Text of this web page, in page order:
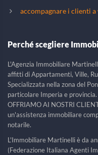
accompagnare i clienti
Perché scegliere
L'Agenzia Immobiliare
affitti di Appartamenti, Ville,
Specializzata nella zona del
particolare Imperia e provincia.
OFFRIAMO AI NOSTRI
un'assistenza immobiliare
notarile.
L'Immobiliare Martinelli è da
(Federazione Italiana Agenti